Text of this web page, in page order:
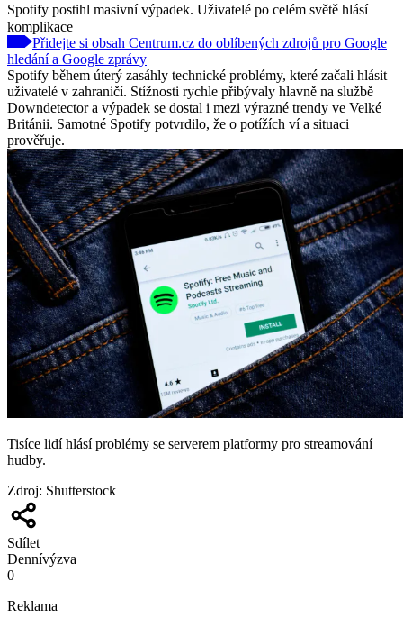
Spotify postihl masivní výpadek. Uživatelé po celém světě hlásí
komplikace
Přidejte si obsah Centrum.cz do oblíbených zdrojů pro Google
hledání a Google zprávy
Spotify během úterý zasáhly technické problémy, které začali hlásit
uživatelé v zahraničí. Stížnosti rychle přibývaly hlavně na službě
Downdetector a výpadek se dostal i mezi výrazné trendy ve Velké
Británii. Samotné Spotify potvrdilo, že o potížích ví a situaci
prověřuje.
Tisíce lidí hlásí problémy se serverem platformy pro streamování
hudby.
Zdroj: Shutterstock
Sdílet
Dennívýzva
0
Reklama